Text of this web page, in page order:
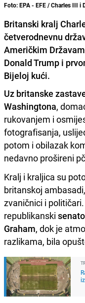
Foto: EPA - EFE / Charles III i
Britanski kralj
četverodnevnu
Američkim
Donald Trump i
Bijeloj kući.
Uz britanske
Washingtona,
rukovanjem i
fotografisanja,
potom i obilazak
nedavno prošireni
Kralj i kraljica su
britanskoj
zvaničnici i
republikanski
Graham, dok je
razlikama, bila